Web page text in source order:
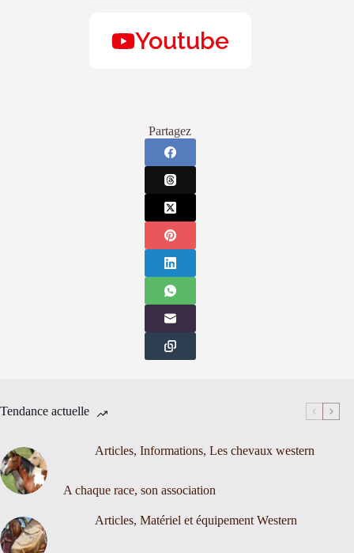
Youtube
Partagez
Tendance actuelle
Articles, Informations, Les chevaux western
A chaque race, son association
Articles, Matériel et équipement Western